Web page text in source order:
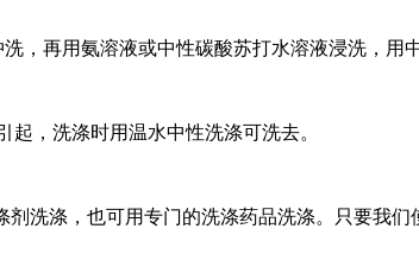
，再用氨溶液或中性碳酸苏打水溶液浸洗，用
，洗涤时用温水中性洗涤可洗去。
剂洗涤，也可用专门的洗涤药品洗涤。只要我